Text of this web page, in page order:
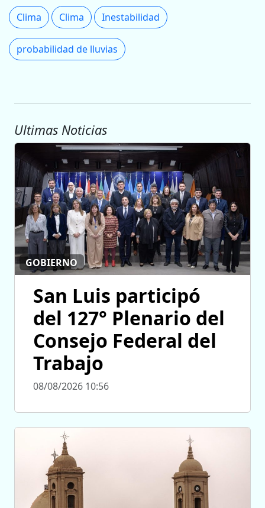
Clima Clima Inestabilidad
probabilidad de lluvias
Ultimas Noticias
GOBIERNO
San Luis participó
del 127° Plenario del
Consejo Federal del
Trabajo
08/08/2026 10:56